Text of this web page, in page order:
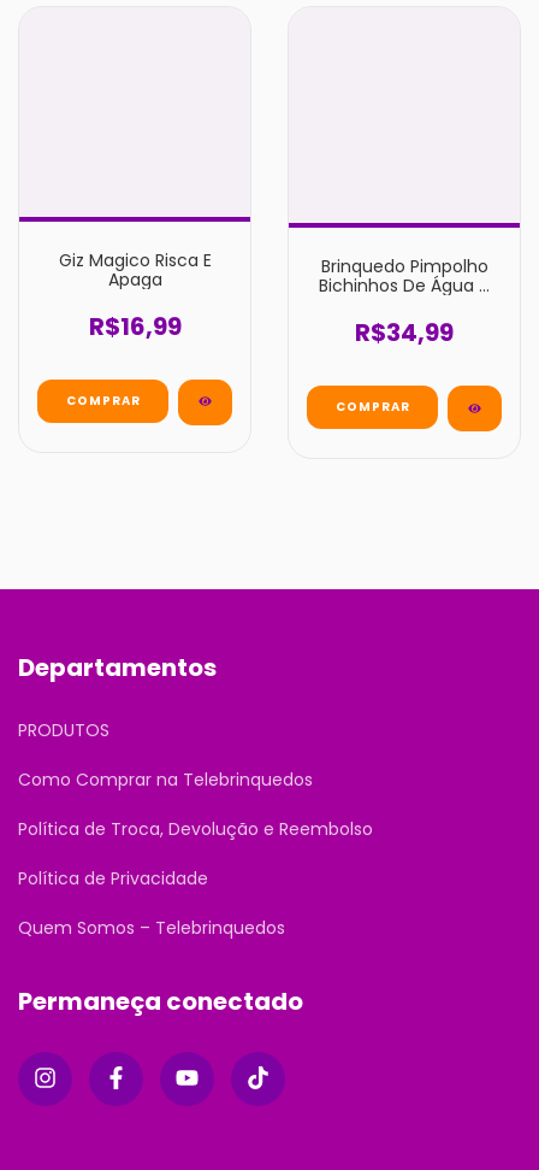
Giz Magico Risca E
Apaga
R$16,99
Brinquedo Pimpolho
Bichinhos De Água 4
R$34,99
Departamentos
PRODUTOS
Como Comprar na Telebrinquedos
Política de Troca, Devolução e Reembolso
Política de Privacidade
Quem Somos – Telebrinquedos
Permaneça conectado